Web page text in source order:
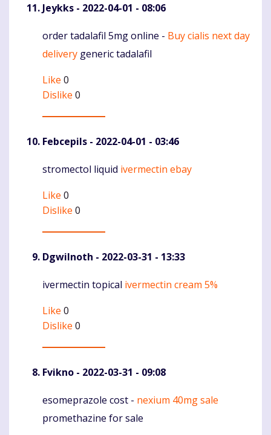
Jeykks - 2022-04-01 - 08:06
Komentaras
order tadalafil 5mg online - Buy cialis next day
delivery generic tadalafil
Like 0
Dislike 0
Febcepils - 2022-04-01 - 03:46
Komentaras
stromectol liquid ivermectin ebay
Like 0
Dislike 0
DgwiInoth - 2022-03-31 - 13:33
Komentaras
ivermectin topical ivermectin cream 5%
Like 0
Dislike 0
Fvikno - 2022-03-31 - 09:08
Komentaras
esomeprazole cost - nexium 40mg sale
promethazine for sale